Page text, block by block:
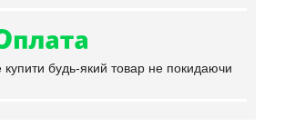
купити будь-який товар не покидаючи